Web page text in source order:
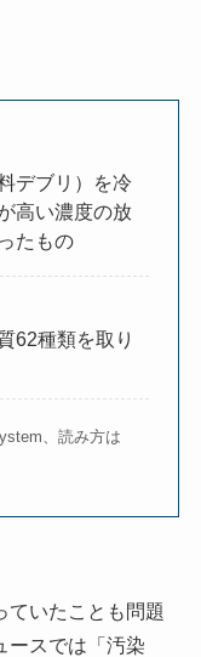
デブリ）を冷
高い濃度の放
たもの
62種類を取り
、読み方は
ていたことも問題
ースでは「汚染